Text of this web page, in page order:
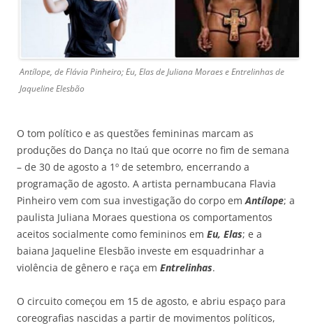
Antílope, de Flávia Pinheiro; Eu, Elas de Juliana Moraes e Entrelinhas de
Jaqueline Elesbão
O tom político e as questões femininas marcam as
produções do Dança no Itaú que ocorre no fim de semana
– de 30 de agosto a 1º de setembro, encerrando a
programação de agosto. A artista pernambucana Flavia
Pinheiro vem com sua investigação do corpo em Antílope; a
paulista Juliana Moraes questiona os comportamentos
aceitos socialmente como femininos em Eu, Elas; e a
baiana Jaqueline Elesbão investe em esquadrinhar a
violência de gênero e raça em Entrelinhas.
O circuito começou em 15 de agosto, e abriu espaço para
coreografias nascidas a partir de movimentos políticos,